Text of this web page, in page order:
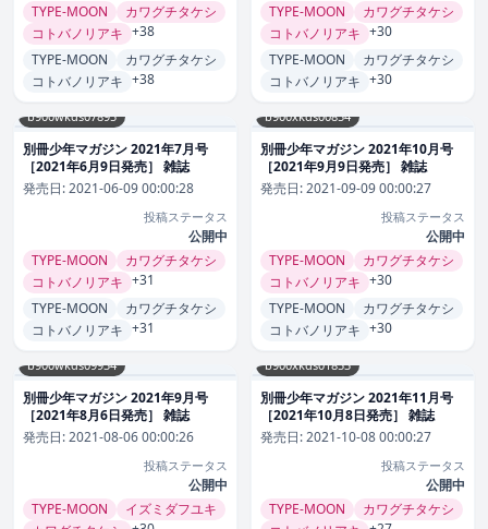
TYPE-MOON
カワグチタケシ
コトバノリアキ +38
TYPE-MOON
カワグチタケシ
コトバノリアキ +38
TYPE-MOON
カワグチタケシ
コトバノリアキ +30
TYPE-MOON
カワグチタケシ
コトバノリアキ +30
b900wkds07895
別冊少年マガジン 2021年7月号
［2021年6月9日発売］ 雑誌
発売日:2021-06-09 00:00:28
投稿ステータス
公開中
TYPE-MOON
カワグチタケシ
コトバノリアキ +31
TYPE-MOON
カワグチタケシ
コトバノリアキ +31
b900xkds00854
別冊少年マガジン 2021年10月号
［2021年9月9日発売］ 雑誌
発売日:2021-09-09 00:00:27
投稿ステータス
公開中
TYPE-MOON
カワグチタケシ
コトバノリアキ +30
TYPE-MOON
カワグチタケシ
コトバノリアキ +30
b900wkds09934
別冊少年マガジン 2021年9月号
［2021年8月6日発売］ 雑誌
発売日:2021-08-06 00:00:26
投稿ステータス
公開中
TYPE-MOON
イズミダフユキ
b900xkds01853
別冊少年マガジン 2021年11月号
［2021年10月8日発売］ 雑誌
発売日:2021-10-08 00:00:27
投稿ステータス
公開中
TYPE-MOON
カワグチタケシ